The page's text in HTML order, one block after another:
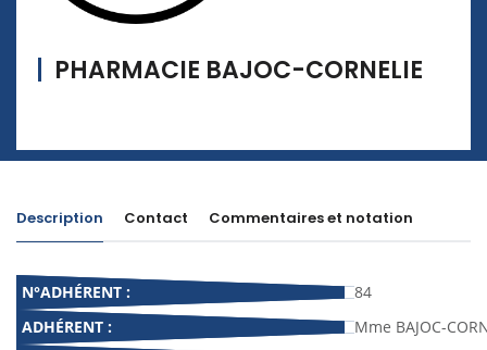
PHARMACIE BAJOC-CORNELIE
Description Contact Commentaires et notation
N°ADHÉRENT :
84
ADHÉRENT :
Mme BAJOC-